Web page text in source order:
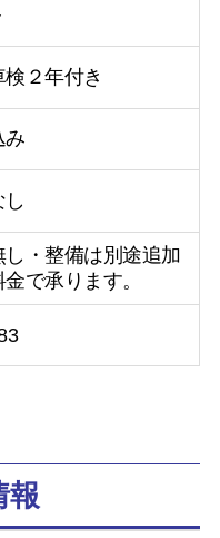
検２年付き
み
し
し・整備は別途追加
金で承ります。
報